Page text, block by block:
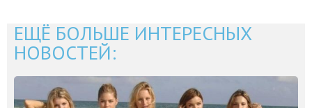
ЕЩЁ БОЛЬШЕ ИНТЕРЕСНЫХ
НОВОСТЕЙ: